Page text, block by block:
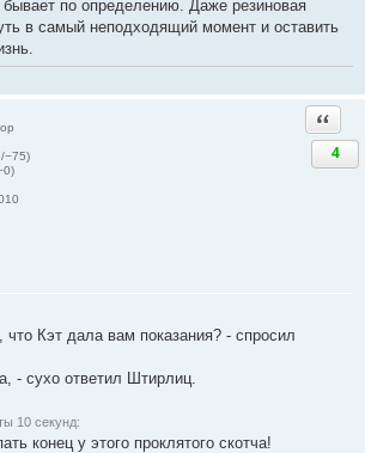
бывает по определению. Даже резиновая
в самый неподходящий момент и оставить
−75)
сообщение
4
Кэт дала вам показания? - спросил
- сухо ответил Штирлиц.
10 секунд:
конец у этого проклятого скотча!